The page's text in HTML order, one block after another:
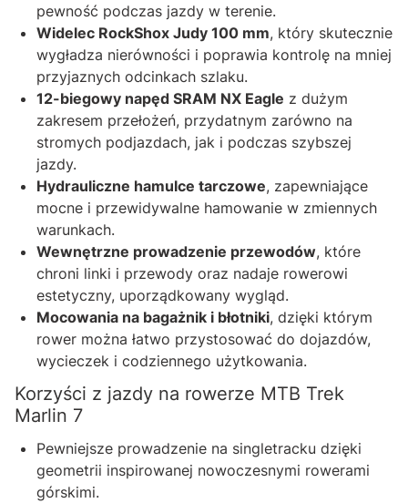
pewność podczas jazdy w terenie.
Widelec RockShox Judy 100 mm, który skutecznie
wygładza nierówności i poprawia kontrolę na mniej
przyjaznych odcinkach szlaku.
12-biegowy napęd SRAM NX Eagle z dużym
zakresem przełożeń, przydatnym zarówno na
stromych podjazdach, jak i podczas szybszej
jazdy.
Hydrauliczne hamulce tarczowe, zapewniające
mocne i przewidywalne hamowanie w zmiennych
warunkach.
Wewnętrzne prowadzenie przewodów, które
chroni linki i przewody oraz nadaje rowerowi
estetyczny, uporządkowany wygląd.
Mocowania na bagażnik i błotniki, dzięki którym
rower można łatwo przystosować do dojazdów,
wycieczek i codziennego użytkowania.
Korzyści z jazdy na rowerze MTB Trek
Marlin 7
Pewniejsze prowadzenie na singletracku dzięki
geometrii inspirowanej nowoczesnymi rowerami
górskimi.